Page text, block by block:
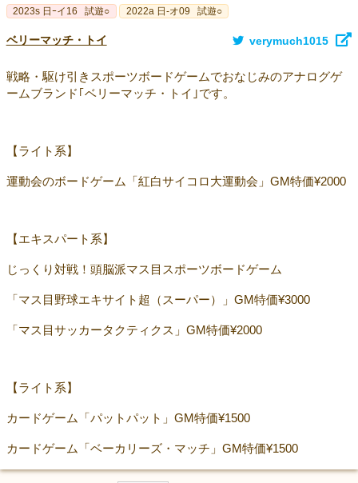
2023s 日ｰイ16 試遊○ 2022a 日-オ09 試遊○
ベリーマッチ・トイ verymuch1015
戦略・駆け引きスポーツボードゲームでおなじみのアナログゲ
ームブランド｢ベリーマッチ・トイ｣です。
【ライト系】
運動会のボードゲーム「紅白サイコロ大運動会」GM特価¥2000
【エキスパート系】
じっくり対戦！頭脳派マス目スポーツボードゲーム
「マス目野球エキサイト超（スーパー）」GM特価¥3000
「マス目サッカータクティクス」GM特価¥2000
【ライト系】
カードゲーム「パットパット」GM特価¥1500
カードゲーム「ベーカリーズ・マッチ」GM特価¥1500